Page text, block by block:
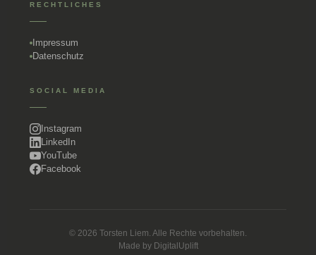
RECHTLICHES
Impressum
Datenschutz
SOCIAL MEDIA
Instagram
LinkedIn
YouTube
Facebook
© 2026 Torsten Liem. Alle Rechte vorbehalten.
Made by DigitalUplift